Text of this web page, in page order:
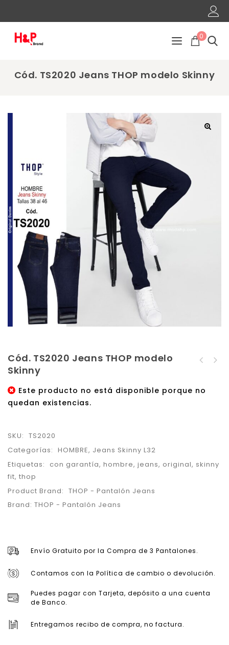
0
Cód. TS2020 Jeans THOP modelo Skinny
Cód. TS2020 Jeans THOP modelo
Skinny
Este producto no está disponible porque no
quedan existencias.
SKU: TS2020
Categorías: HOMBRE, Jeans Skinny L32
Etiquetas:
con garantía, hombre, jeans, original, skinny
fit, thop
Product Brand: THOP - Pantalón Jeans
Brand: THOP - Pantalón Jeans
Envío Gratuito por la Compra de 3 Pantalones.
Contamos con la Política de cambio o devolución.
Puedes pagar con Tarjeta, depósito a una cuenta
de Banco.
Entregamos recibo de compra, no factura.